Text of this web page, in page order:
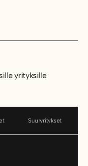
yrityksille
Suuryritykset